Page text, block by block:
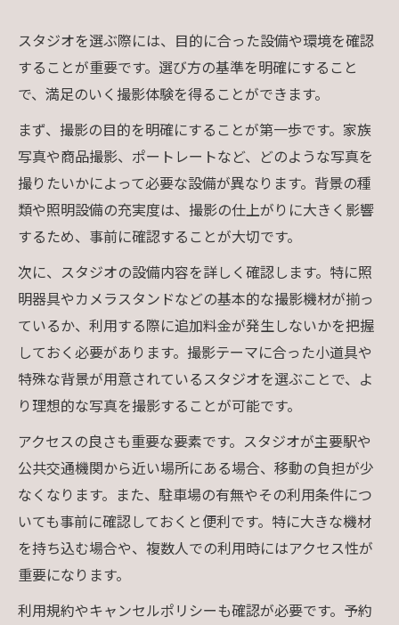
スタジオを選ぶ際には、目的に合った設備や環境を確認
することが重要です。選び方の基準を明確にすること
で、満足のいく撮影体験を得ることができます。
まず、撮影の目的を明確にすることが第一歩です。家族
写真や商品撮影、ポートレートなど、どのような写真を
撮りたいかによって必要な設備が異なります。背景の種
類や照明設備の充実度は、撮影の仕上がりに大きく影響
するため、事前に確認することが大切です。
次に、スタジオの設備内容を詳しく確認します。特に照
明器具やカメラスタンドなどの基本的な撮影機材が揃っ
ているか、利用する際に追加料金が発生しないかを把握
しておく必要があります。撮影テーマに合った小道具や
特殊な背景が用意されているスタジオを選ぶことで、よ
り理想的な写真を撮影することが可能です。
アクセスの良さも重要な要素です。スタジオが主要駅や
公共交通機関から近い場所にある場合、移動の負担が少
なくなります。また、駐車場の有無やその利用条件につ
いても事前に確認しておくと便利です。特に大きな機材
を持ち込む場合や、複数人での利用時にはアクセス性が
重要になります。
利用規約やキャンセルポリシーも確認が必要です。予約